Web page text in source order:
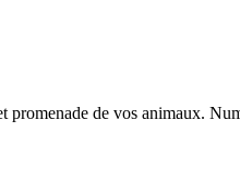
promenade de vos animaux.